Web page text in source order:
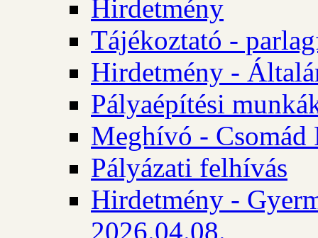
Hirdetmény
Tájékoztató -
Hirdetmény -
Pályaépítési
Meghívó - Csomád
Pályázati felhívás
Hirdetmény -
2026.04.08.